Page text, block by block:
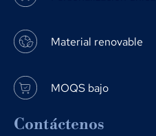
Material renovable
MOQS bajo
Contáctenos